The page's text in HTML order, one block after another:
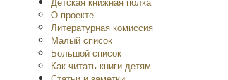
O проекте
Литературная комиссия
Малый список
Большой список
Как читать книги детям